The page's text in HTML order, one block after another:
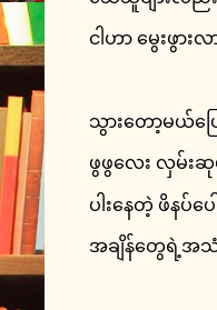
ငါဟာ မွေးဖွာ
သွားတော့မယ်ပ
ဖွဖွလေး လှမ်းဆု
ပါးနေတဲ့ ဖိနပ်ပ
အချိန်တွေရဲ့အ